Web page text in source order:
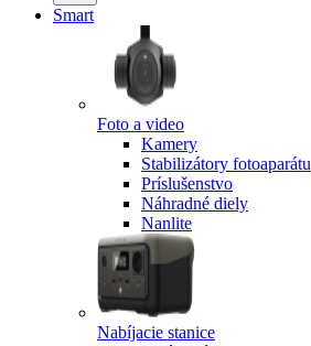
Smart
Foto a video
Kamery
Stabilizátory fotoaparátu
Príslušenstvo
Náhradné diely
Nanlite
Nabíjacie stanice